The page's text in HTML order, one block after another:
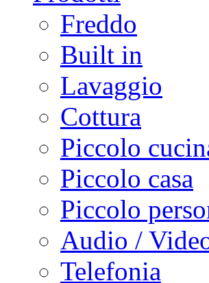
Freddo
Built in
Lavaggio
Cottura
Piccolo
Piccolo casa
Piccolo
Audio /
Telefonia